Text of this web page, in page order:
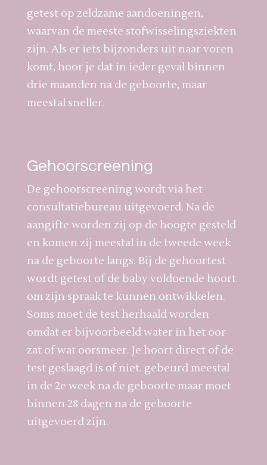
getest op zeldzame aandoeningen,
waarvan de meeste stofwisselingsziekten
zijn. Als er iets bijzonders uit naar voren
komt, hoor je dat in ieder geval binnen
drie maanden na de geboorte, maar
meestal sneller.
Gehoorscreening
De gehoorscreening wordt via het
consultatiebureau uitgevoerd. Na de
aangifte worden zij op de hoogte gesteld
en komen zij meestal in de tweede week
na de geboorte langs. Bij de gehoortest
wordt getest of de baby voldoende hoort
om zijn spraak te kunnen ontwikkelen.
Soms moet de test herhaald worden
omdat er bijvoorbeeld water in het oor
zat of wat oorsmeer. Je hoort direct of de
test geslaagd is of niet. gebeurd meestal
in de 2e week na de geboorte maar moet
binnen 28 dagen na de geboorte
uitgevoerd zijn.